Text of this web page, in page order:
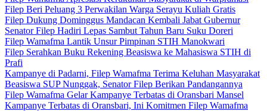
Filep Beri Peluang 3 Perwakilan Warga Serayu Kuliah Gratis
Filep Dukung Dominggus Mandacan Kembali Jabat Gubernur
Senator Filep Hadiri Lepas Sambut Tahun Baru Suku Doreri
Filep Wamafma Lantik Unsur Pimpinan STIH Manokwari
Filep Serahkan Buku Rekening Beasiswa ke Mahasiswa STIH di
Prafi
Kampanye di Padarni, Filep Wamafma Terima Keluhan Masyarakat
Beasiswa SUP Nunggak, Senator Filep Berikan Pandangannya
Filep Wamafma Gelar Kampanye Terbatas di Oransbari Mansel
Kampanye Terbatas di Oransbari, Ini Komitmen Filep Wamafma